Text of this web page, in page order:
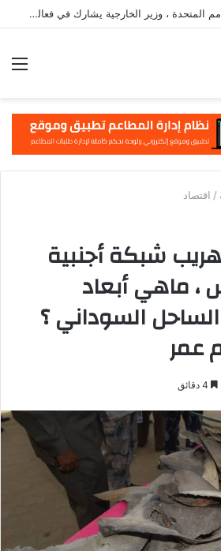
على هامش إجتماع الأمم المتحدة ، وزير الخارجية يشارك في فعالية مهمة في نيويورك
/ اقتصاد
شبكة أجنبية
ماهي أبعاد
السوداني ؟
عمر